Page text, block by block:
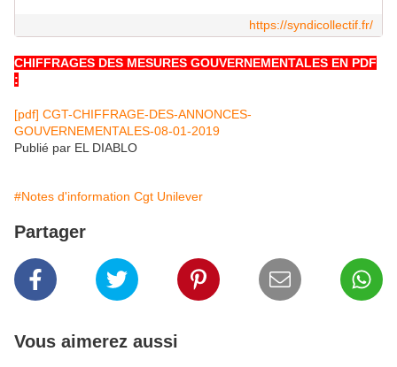
https://syndicollectif.fr/
CHIFFRAGES DES MESURES GOUVERNEMENTALES EN PDF
:
[pdf] CGT-CHIFFRAGE-DES-ANNONCES-
GOUVERNEMENTALES-08-01-2019
Publié par EL DIABLO
#Notes d'information Cgt Unilever
Partager
Vous aimerez aussi